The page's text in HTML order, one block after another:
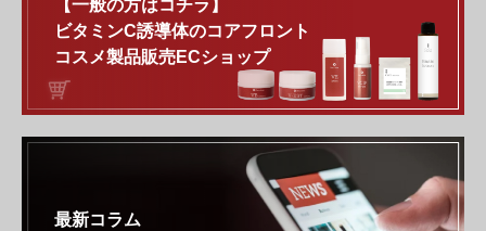
【一般の方はコチラ】
ビタミンC誘導体のコアフロント
コスメ製品販売ECショップ
最新コラム